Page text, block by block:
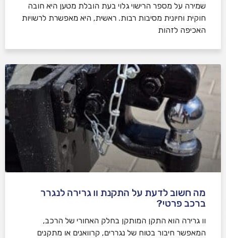
שמירה על מספר הרישוי גלוי בעת הובלת מטען היא חובה
חוקית וחיונית מסיבות רבות. ראשית, היא מאפשרת לרשויות
האכיפה לזהות
מה חשוב לדעת על התקנת וו גרירה לנגרר
ברכב פרטי?
וו גרירה הוא התקן המותקן בחלק האחורי של הרכב,
המאפשר חיבור בטוח של נגררים, קרוואנים או מתקנים